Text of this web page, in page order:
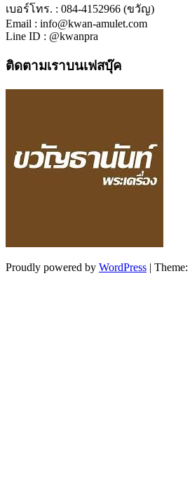
เบอร์โทร. : 084-4152966 (ขวัญ)
Email : info@kwan-amulet.com
Line ID : @kwanpra
ติดตามเราบนเฟสบุ๊ค
Proudly powered by WordPress | Theme: